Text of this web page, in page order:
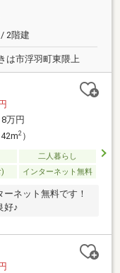
2階建
は市浮羽町東隈上
8万円
2）
二人暮らし
インターネット無料
ネット無料です！
好♪